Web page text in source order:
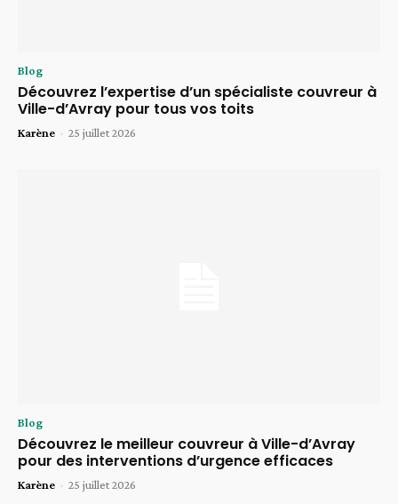
Blog
Découvrez l’expertise d’un spécialiste couvreur à
Ville-d’Avray pour tous vos toits
Karène - 25 juillet 2026
Blog
Découvrez le meilleur couvreur à Ville-d’Avray
pour des interventions d’urgence efficaces
Karène - 25 juillet 2026